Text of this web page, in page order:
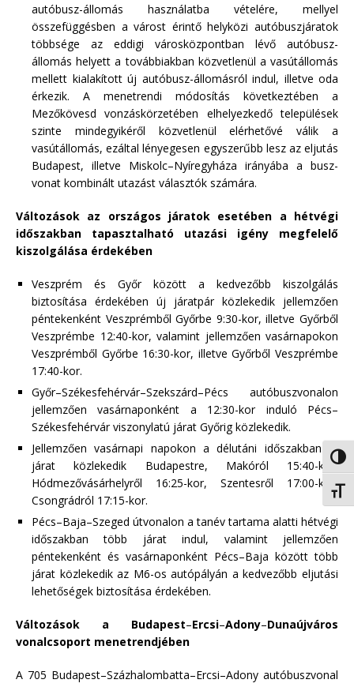
autóbusz-állomás használatba vételére, mellyel
összefüggésben a várost érintő helyközi autóbuszjáratok
többsége az eddigi városközpontban lévő autóbusz-
állomás helyett a továbbiakban közvetlenül a vasútállomás
mellett kialakított új autóbusz-állomásról indul, illetve oda
érkezik. A menetrendi módosítás következtében a
Mezőkövesd vonzáskörzetében elhelyezkedő települések
szinte mindegyikéről közvetlenül elérhetővé válik a
vasútállomás, ezáltal lényegesen egyszerűbb lesz az eljutás
Budapest, illetve Miskolc–Nyíregyháza irányába a busz-
vonat kombinált utazást választók számára.
Változások az országos járatok esetében a hétvégi
időszakban tapasztalható utazási igény megfelelő
kiszolgálása érdekében
Veszprém és Győr között a kedvezőbb kiszolgálás
biztosítása érdekében új járatpár közlekedik jellemzően
péntekenként Veszprémből Győrbe 9:30-kor, illetve Győrből
Veszprémbe 12:40-kor, valamint jellemzően vasárnapokon
Veszprémből Győrbe 16:30-kor, illetve Győrből Veszprémbe
17:40-kor.
Győr–Székesfehérvár–Szekszárd–Pécs autóbuszvonalon
jellemzően vasárnaponként a 12:30-kor induló Pécs–
Székesfehérvár viszonylatú járat Győrig közlekedik.
Jellemzően vasárnapi napokon a délutáni időszakban új
járat közlekedik Budapestre, Makóról 15:40-kor,
Hódmezővásárhelyről 16:25-kor, Szentesről 17:00-kor,
Csongrádról 17:15-kor.
Pécs–Baja–Szeged útvonalon a tanév tartama alatti hétvégi
időszakban több járat indul, valamint jellemzően
péntekenként és vasárnaponként Pécs–Baja között több
járat közlekedik az M6-os autópályán a kedvezőbb eljutási
lehetőségek biztosítása érdekében.
Változások a Budapest–Ercsi–Adony–Dunaújváros
vonalcsoport menetrendjében
A 705 Budapest–Százhalombatta–Ercsi–Adony autóbuszvonal